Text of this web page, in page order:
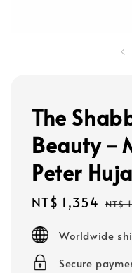
The
Beauty－
Peter
Sale
NT$ 1,354 NT$
Worldwide
Secure